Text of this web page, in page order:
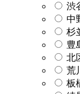
渋
中
杉
豊
北
荒
板